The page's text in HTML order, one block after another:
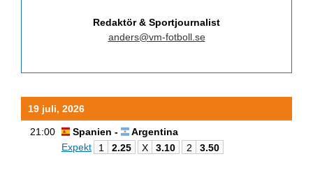
Redaktör & Sportjournalist
anders@vm-fotboll.se
19 juli, 2026
21:00 Spanien -
Argentina
Expekt
1 2.25 X 3.10 2 3.50